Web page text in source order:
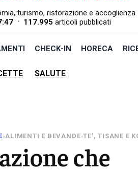
turismo, ristorazione e accoglienza
• 117.995 articoli pubblicati
CHECK-IN HORECA
SALUTE
»ALIMENTI E BEVANDE»TE', TISANE E
che